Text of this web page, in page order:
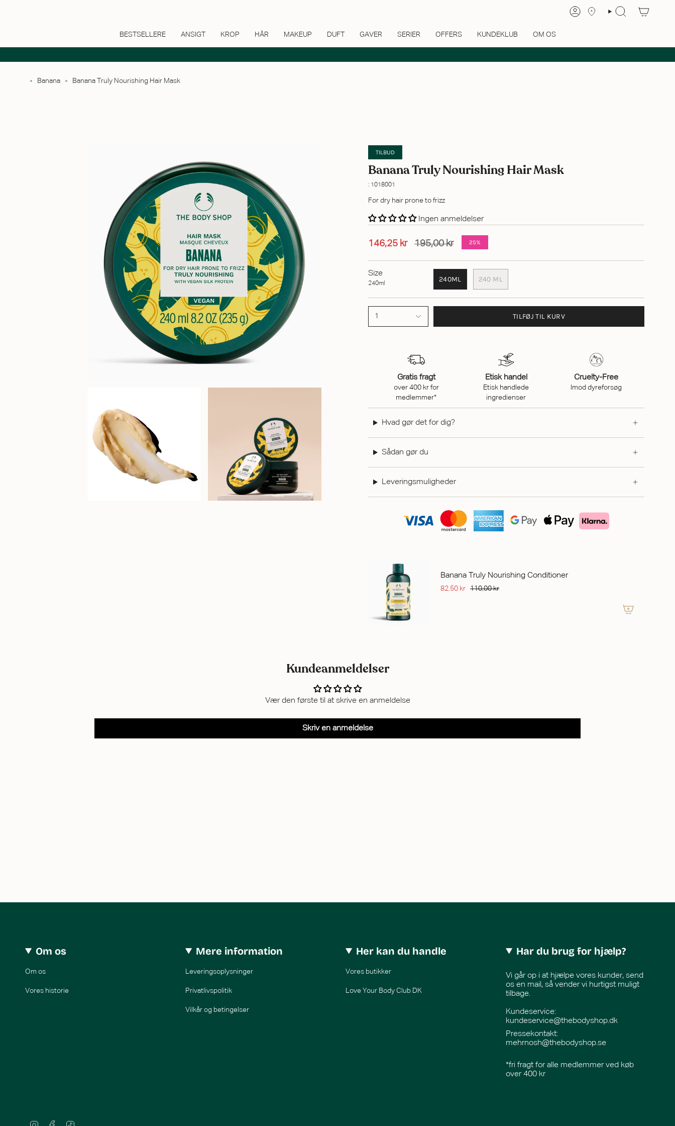
BESTSELLERE ANSIGT KROP HÅR MAKEUP DUFT GAVER SERIER OFFERS KUNDEKLUB OM OS
Banana Banana Truly Nourishing Hair Mask
TILBUD
Banana Truly Nourishing Hair Mask
: 1018001
For dry hair prone to frizz
Ingen anmeldelser
146,25 kr 195,00 kr 25%
Size
240ml 240ML 240 ML
1 TILFØJ TIL KURV
Gratis fragt
over 400 kr for
medlemmer*
Etisk handel
Etisk handlede
ingredienser
Cruelty-Free
Imod dyreforsøg
Hvad gør det for dig?
Sådan gør du
Leveringsmuligheder
Banana Truly Nourishing Conditioner
82,50 kr 110,00 kr
Kundeanmeldelser
Vær den første til at skrive en anmeldelse
Skriv en anmeldelse
Om os
Om os
Vores historie
Mere information
Leveringsoplysninger
Privatlivspolitik
Vilkår og betingelser
Her kan du handle
Vores butikker
Love Your Body Club DK
Har du brug for hjælp?
Vi går op i at hjælpe vores kunder, send
os en mail, så vender vi hurtigst muligt
tilbage.
Kundeservice:
kundeservice@thebodyshop.dk
Pressekontakt:
mehrnosh@thebodyshop.se
*fri fragt for alle medlemmer ved køb
over 400 kr